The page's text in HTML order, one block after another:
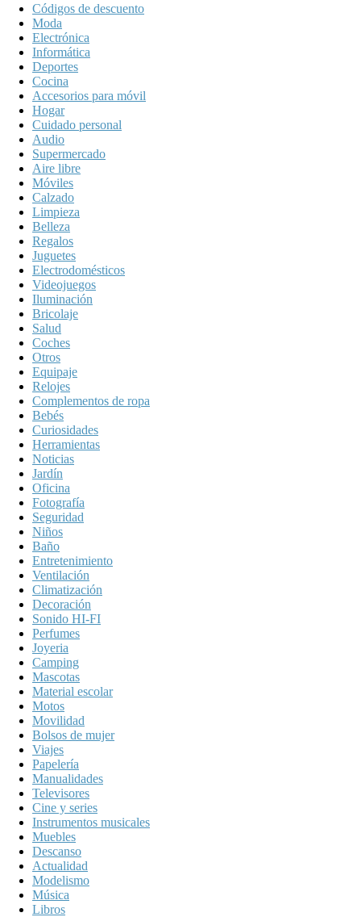
Códigos de descuento
Moda
Electrónica
Informática
Deportes
Cocina
Accesorios para móvil
Hogar
Cuidado personal
Audio
Supermercado
Aire libre
Móviles
Calzado
Limpieza
Belleza
Regalos
Juguetes
Electrodomésticos
Videojuegos
Iluminación
Bricolaje
Salud
Coches
Otros
Equipaje
Relojes
Complementos de ropa
Bebés
Curiosidades
Herramientas
Noticias
Jardín
Oficina
Fotografía
Seguridad
Niños
Baño
Entretenimiento
Ventilación
Climatización
Decoración
Sonido HI-FI
Perfumes
Joyeria
Camping
Mascotas
Material escolar
Motos
Movilidad
Bolsos de mujer
Viajes
Papelería
Manualidades
Televisores
Cine y series
Instrumentos musicales
Muebles
Descanso
Actualidad
Modelismo
Música
Libros